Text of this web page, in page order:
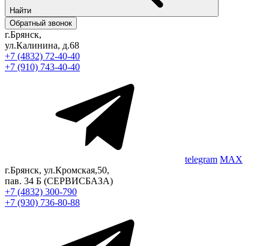
Найти
Обратный звонок
г.Брянск,
ул.Калинина, д.68
+7 (4832) 72-40-40
+7 (910) 743-40-40
telegram MAX
г.Брянск, ул.Кромская,50,
пав. 34 Б (СЕРВИСБАЗА)
+7 (4832) 300-790
+7 (930) 736-80-88